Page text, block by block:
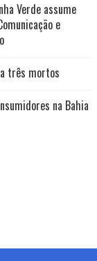
Verde assume
e
três mortos
na Bahia